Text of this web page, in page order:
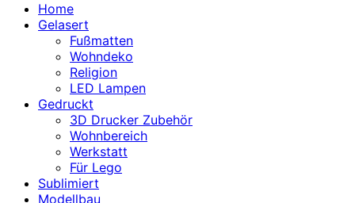
Home
Gelasert
Fußmatten
Wohndeko
Religion
LED Lampen
Gedruckt
3D Drucker Zubehör
Wohnbereich
Werkstatt
Für Lego
Sublimiert
Modellbau